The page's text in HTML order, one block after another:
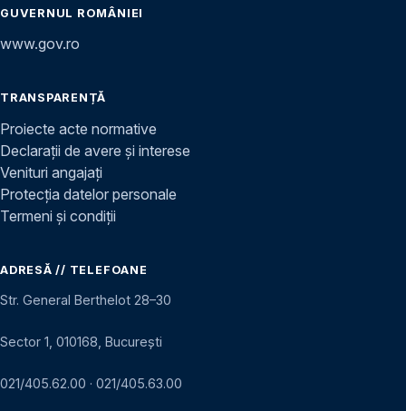
GUVERNUL ROMÂNIEI
www.gov.ro
TRANSPARENȚĂ
Proiecte acte normative
Declarații de avere și interese
Venituri angajați
Protecția datelor personale
Termeni și condiții
ADRESĂ // TELEFOANE
Str. General Berthelot 28–30
Sector 1, 010168, București
021/405.62.00 · 021/405.63.00